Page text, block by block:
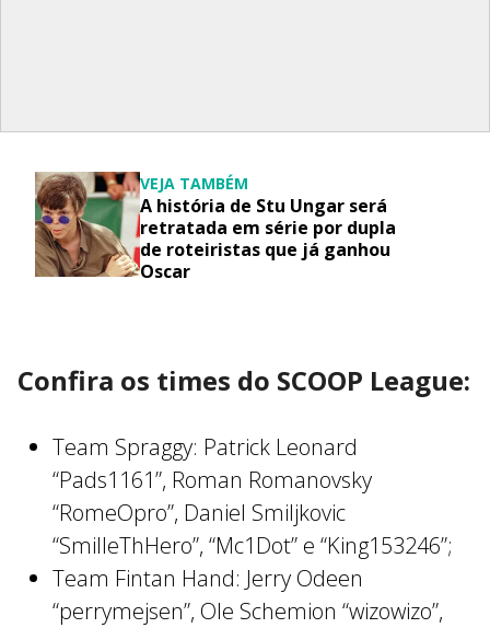
VEJA TAMBÉM
A história de Stu Ungar será
retratada em série por dupla
de roteiristas que já ganhou
Oscar
Confira os times do SCOOP League:
Team Spraggy: Patrick Leonard
“Pads1161”, Roman Romanovsky
“RomeOpro”, Daniel Smiljkovic
“SmilleThHero”, “Mc1Dot” e “King153246”;
Team Fintan Hand: Jerry Odeen
“perrymejsen”, Ole Schemion “wizowizo”,